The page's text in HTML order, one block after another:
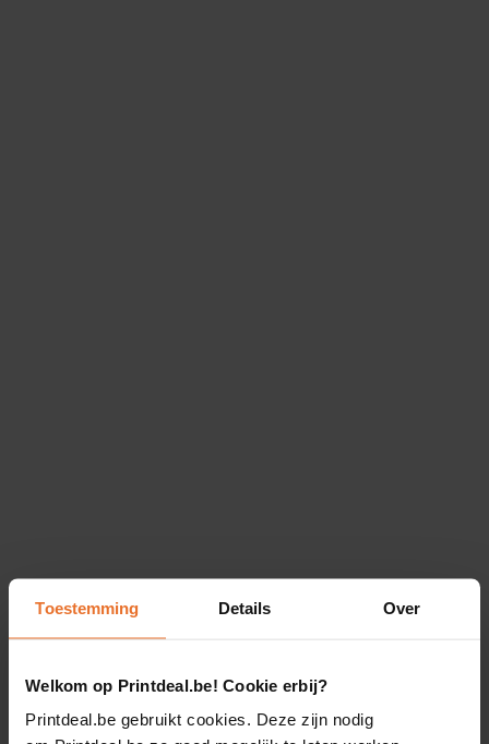
Toestemming Details Over
Welkom op Printdeal.be! Cookie erbij?
Printdeal.be gebruikt cookies. Deze zijn nodig